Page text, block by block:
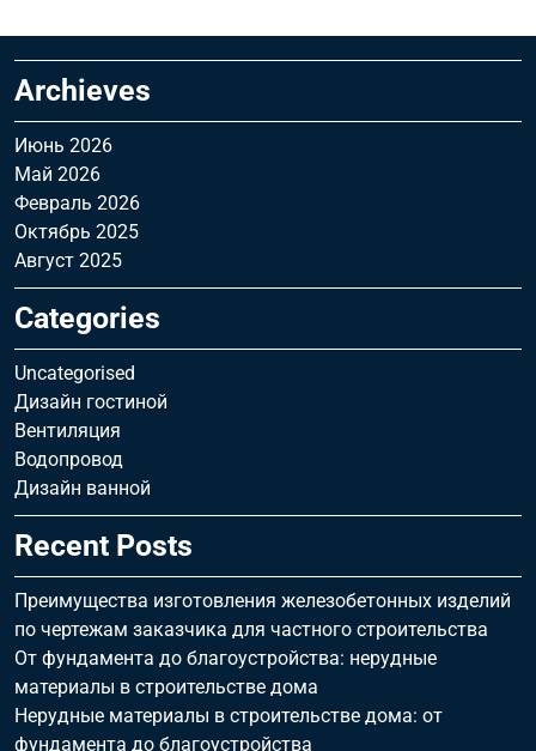
Archieves
Июнь 2026
Май 2026
Февраль 2026
Октябрь 2025
Август 2025
Categories
Uncategorised
Дизайн гостиной
Вентиляция
Водопровод
Дизайн ванной
Recent Posts
Преимущества изготовления железобетонных изделий
по чертежам заказчика для частного строительства
От фундамента до благоустройства: нерудные
материалы в строительстве дома
Нерудные материалы в строительстве дома: от
фундамента до благоустройства